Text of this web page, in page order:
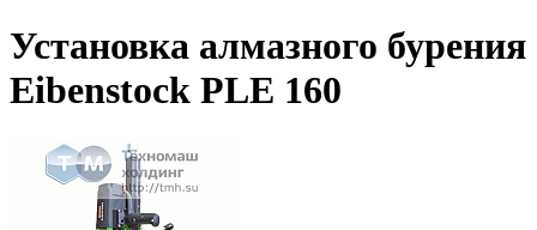
Установка алмазного бурения
Eibenstock PLE 160